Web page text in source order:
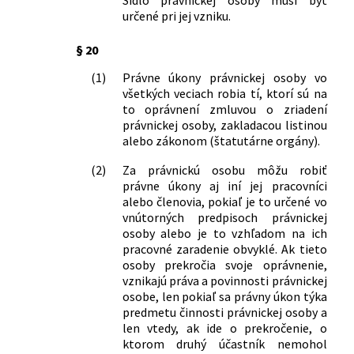
vzťahoch medzi zúčastnenými
prepravnom poriadku
Vyhláška Federálneho ministerstva
financií, Ministerstva financií Českej
socialistickej republiky, Ministerstva
financií Slovenskej socialistickej
republiky a predsedu Štátnej banky
československej o finančnej, úverovej a
inej pomoci družstevnej individuálnej
bytovej výstavbe a modernizácii
rodinných domčekov v osobnom
vlastníctve
Nariadenie vlády Slovenskej
socialistickej republiky o predaji tovaru
a poskytovaní iných služieb občanmi na
základe povolenia národného výboru
Vyhláška Ministerstva obchodu a
zákonov v znení neskorších predpisov a
ktorým sa menia a dopĺňajú niektoré
č. 108/2024 Z. z. o ochrane spotrebiteľa
a o zmene a doplnení niektorých
zákonov a ktorým sa menia a dopĺňajú
niektoré zákony
určené pri jej vzniku.
§ 20
(1)
Právne úkony právnickej osoby vo
všetkých veciach robia tí, ktorí sú na
to oprávnení zmluvou o zriadení
právnickej osoby, zakladacou listinou
alebo zákonom (štatutárne orgány).
(2)
Za právnickú osobu môžu robiť
právne úkony aj iní jej pracovníci
alebo členovia, pokiaľ je to určené vo
vnútorných predpisoch právnickej
osoby alebo je to vzhľadom na ich
pracovné zaradenie obvyklé. Ak tieto
osoby prekročia svoje oprávnenie,
vznikajú práva a povinnosti právnickej
osobe, len pokiaľ sa právny úkon týka
predmetu činnosti právnickej osoby a
len vtedy, ak ide o prekročenie, o
ktorom druhý účastník nemohol